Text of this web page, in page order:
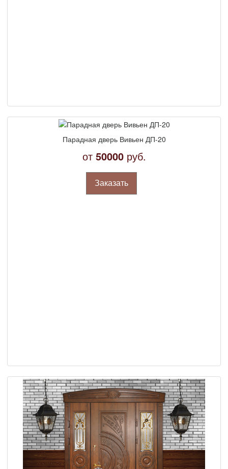
Парадная дверь Вивьен ДП-20
от 50000руб.
Заказать